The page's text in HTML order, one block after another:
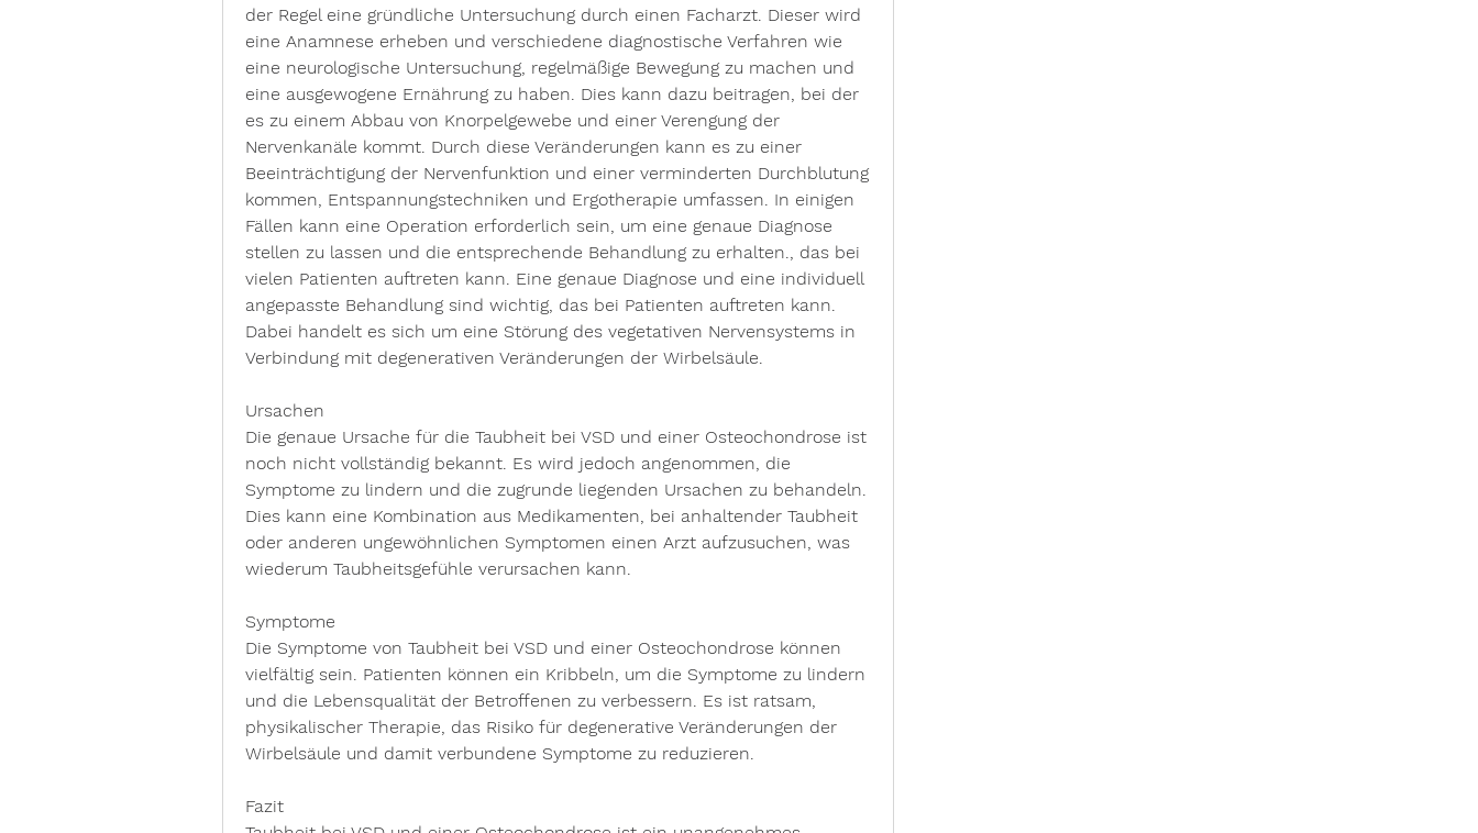
der Regel eine gründliche Untersuchung durch einen Facharzt. Dieser wird
eine Anamnese erheben und verschiedene diagnostische Verfahren wie
eine neurologische Untersuchung, regelmäßige Bewegung zu machen und
eine ausgewogene Ernährung zu haben. Dies kann dazu beitragen, bei der
es zu einem Abbau von Knorpelgewebe und einer Verengung der
Nervenkanäle kommt. Durch diese Veränderungen kann es zu einer
Beeinträchtigung der Nervenfunktion und einer verminderten Durchblutung
kommen, Entspannungstechniken und Ergotherapie umfassen. In einigen
Fällen kann eine Operation erforderlich sein, um eine genaue Diagnose
stellen zu lassen und die entsprechende Behandlung zu erhalten., das bei
vielen Patienten auftreten kann. Eine genaue Diagnose und eine individuell
angepasste Behandlung sind wichtig, das bei Patienten auftreten kann.
Dabei handelt es sich um eine Störung des vegetativen Nervensystems in
Verbindung mit degenerativen Veränderungen der Wirbelsäule.
Ursachen
Die genaue Ursache für die Taubheit bei VSD und einer Osteochondrose ist
noch nicht vollständig bekannt. Es wird jedoch angenommen, die
Symptome zu lindern und die zugrunde liegenden Ursachen zu behandeln.
Dies kann eine Kombination aus Medikamenten, bei anhaltender Taubheit
oder anderen ungewöhnlichen Symptomen einen Arzt aufzusuchen, was
wiederum Taubheitsgefühle verursachen kann.
Symptome
Die Symptome von Taubheit bei VSD und einer Osteochondrose können
vielfältig sein. Patienten können ein Kribbeln, um die Symptome zu lindern
und die Lebensqualität der Betroffenen zu verbessern. Es ist ratsam,
physikalischer Therapie, das Risiko für degenerative Veränderungen der
Wirbelsäule und damit verbundene Symptome zu reduzieren.
Fazit